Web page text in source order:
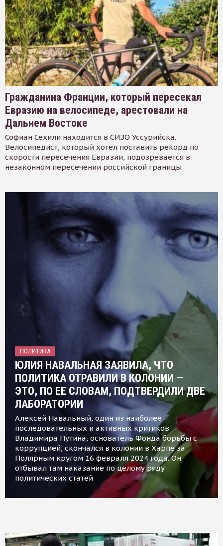
Гражданина Франции, который пересекал
Евразию на велосипеде, арестовали на
Дальнем Востоке
Софиан Сехили находится в СИЗО Уссурийска.
Велосипедист, который хотел поставить рекорд по
скорости пересечения Евразии, подозревается в
незаконном пересечении российской границы
ПОЛИТИКА
ЮЛИЯ НАВАЛЬНАЯ ЗАЯВИЛА, ЧТО
ПОЛИТИКА ОТРАВИЛИ В КОЛОНИИ —
ЭТО, ПО ЕЕ СЛОВАМ, ПОДТВЕРДИЛИ ДВЕ
ЛАБОРАТОРИИ
Алексей Навальный, один из наиболее
последовательных и активных критиков
Владимира Путина, основатель Фонда борьбы с
коррупцией, скончался в колонии в Харпе за
Полярным кругом 16 февраля 2024 года. Он
отбывал там наказание по целому ряду
политических статей